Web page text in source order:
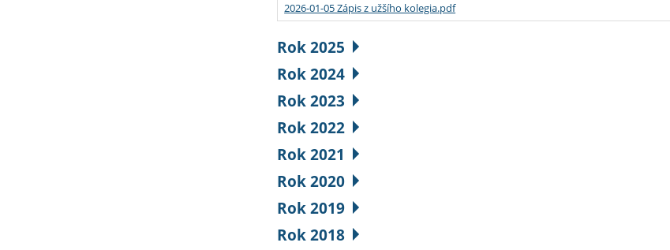
2026-01-05 Zápis z užšího kolegia.pdf
Rok 2025
Rok 2024
Rok 2023
Rok 2022
Rok 2021
Rok 2020
Rok 2019
Rok 2018